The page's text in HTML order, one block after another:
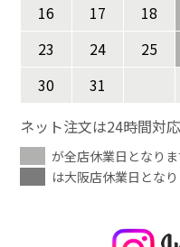
16
17 18
23
24 25
30
31
ネット注文は24時間対応
が全店休業日となり
は大阪店休業日とな